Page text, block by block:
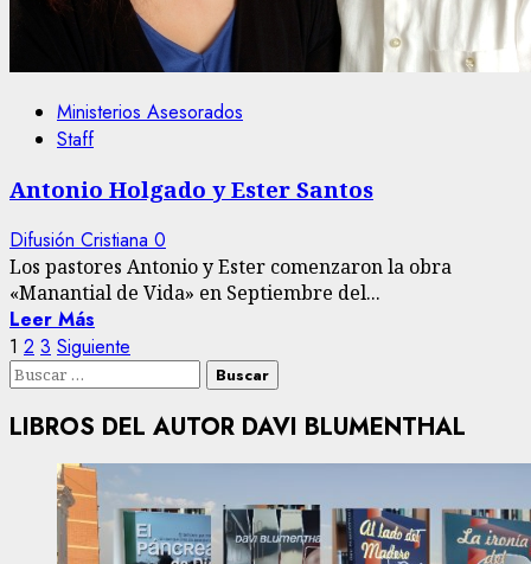
Ministerios Asesorados
Staff
Antonio Holgado y Ester Santos
Difusión Cristiana 0
Los pastores Antonio y Ester comenzaron la obra
«Manantial de Vida» en Septiembre del...
Leer Más
Paginación
de
entradas
1 2 3 Siguiente
Buscar:
LIBROS DEL AUTOR DAVI BLUMENTHAL